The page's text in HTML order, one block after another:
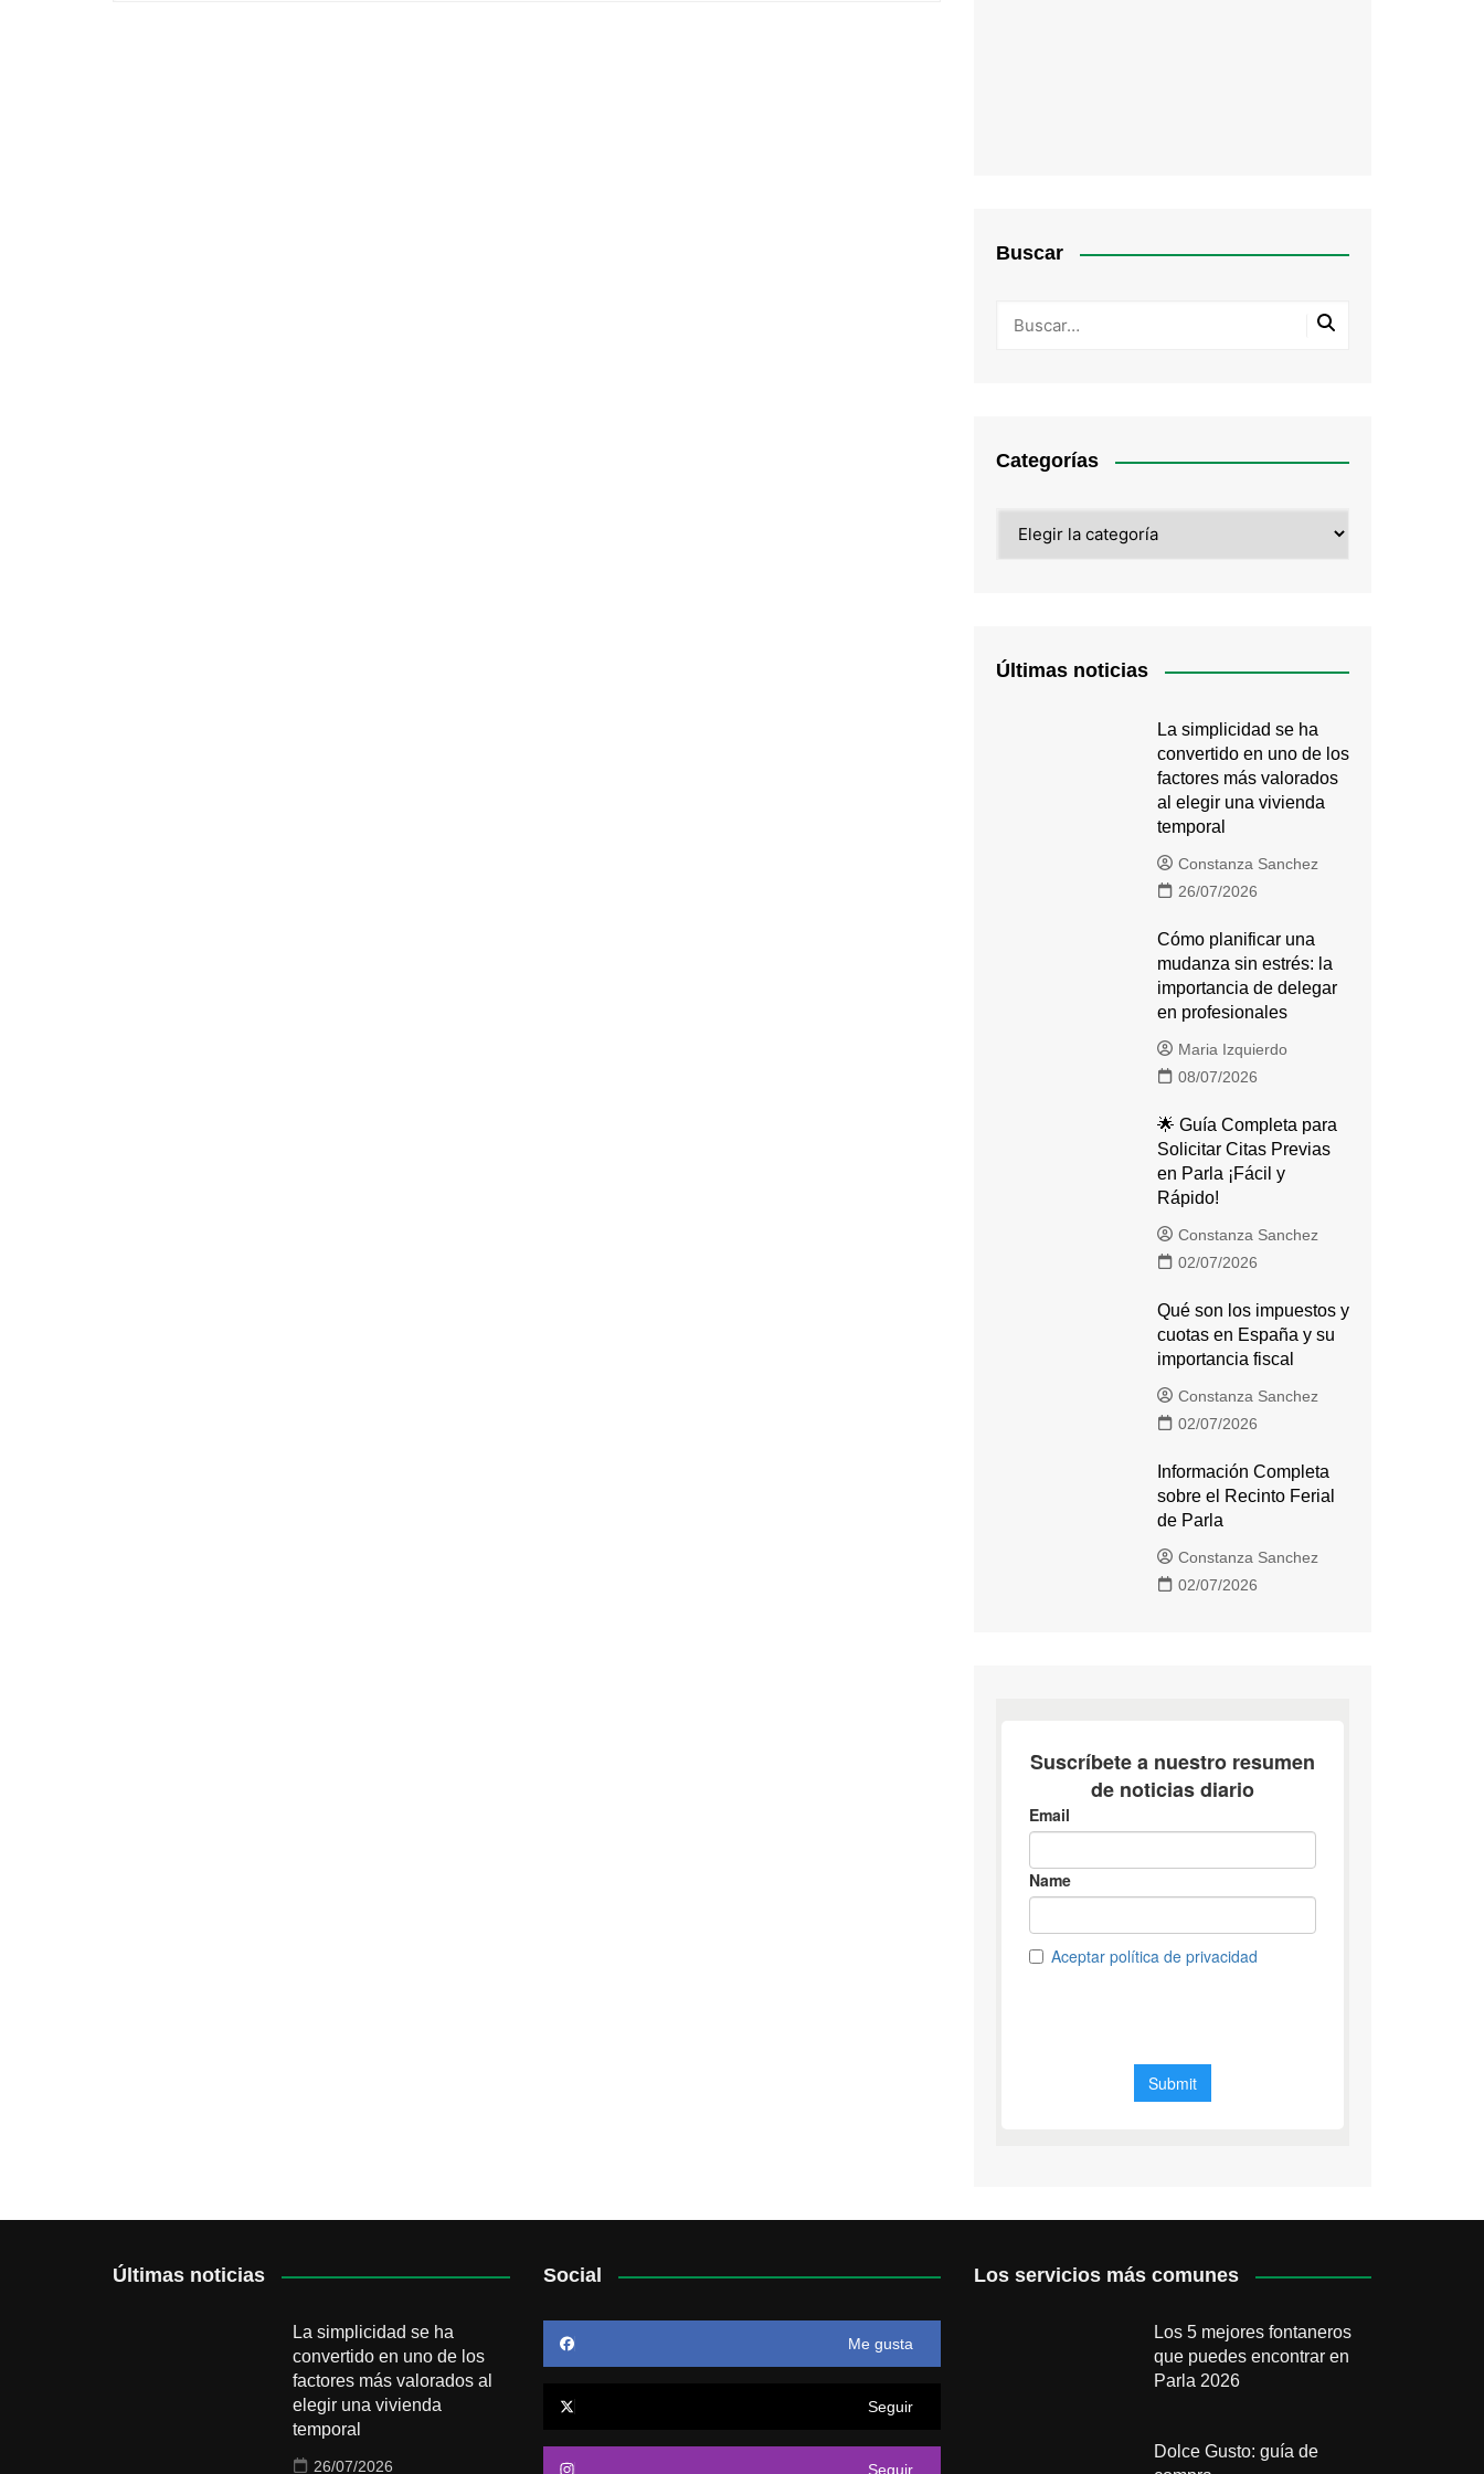
Buscar
Categorías
Últimas noticias
La simplicidad se ha
convertido en uno de los
factores más valorados
al elegir una vivienda
temporal
Constanza Sanchez
26/07/2026
Cómo planificar una
mudanza sin estrés: la
importancia de delegar
en profesionales
Maria Izquierdo
08/07/2026
🌟 Guía Completa para
Solicitar Citas Previas
en Parla ¡Fácil y
Rápido!
Constanza Sanchez
02/07/2026
Qué son los impuestos y
cuotas en España y su
importancia fiscal
Constanza Sanchez
02/07/2026
Información Completa
sobre el Recinto Ferial
de Parla
Constanza Sanchez
02/07/2026
Últimas noticias
La simplicidad se ha
convertido en uno de los
factores más valorados al
elegir una vivienda
temporal
26/07/2026
Social
Me gusta
Seguir
Seguir
Los servicios más comunes
Los 5 mejores fontaneros
que puedes encontrar en
Parla 2026
Dolce Gusto: guía de